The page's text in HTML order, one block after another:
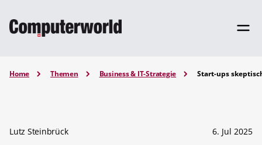
Home Themen Business & IT-Strategie Start-ups
Lutz Steinbrück 6. Jul 2025